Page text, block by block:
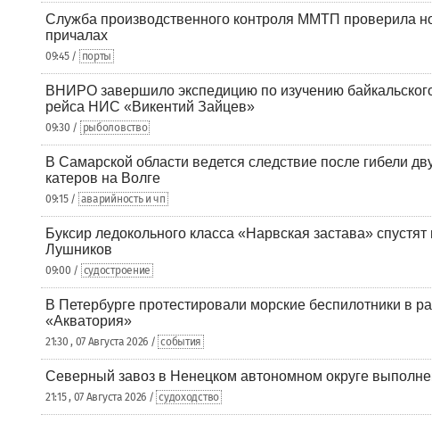
Служба производственного контроля ММТП проверила
причалах
09:45 / порты
ВНИРО завершило экспедицию по изучению
рейса НИС «Викентий Зайцев»
09:30 / рыболовство
В Самарской области ведется следствие после гибели
катеров на Волге
09:15 / аварийность и чп
Буксир ледокольного класса «Нарвская застава»
Лушников
09:00 / судостроение
В Петербурге протестировали морские беспилотники в
«Акватория»
21:30 , 07 Августа 2026 / события
Северный завоз в Ненецком автономном округе
21:15 , 07 Августа 2026 / судоходство